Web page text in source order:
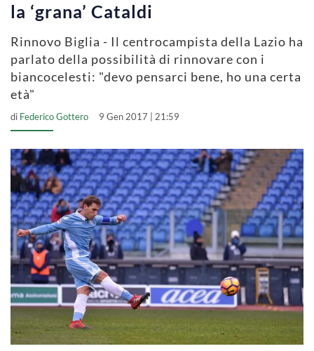
la ‘grana’ Cataldi
Rinnovo Biglia - Il centrocampista della Lazio ha
parlato della possibilità di rinnovare con i
biancocelesti: "devo pensarci bene, ho una certa
età"
di Federico Gottero 9 Gen 2017 | 21:59